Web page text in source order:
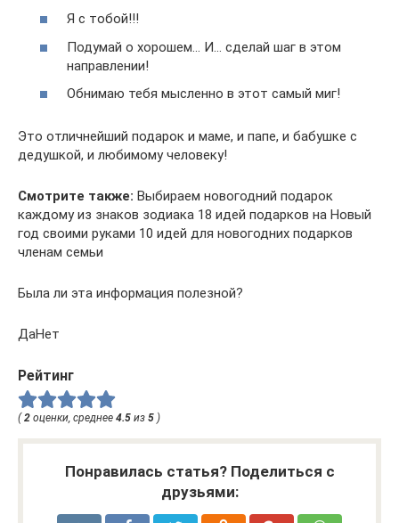
Я с тобой!!!
Подумай о хорошем… И… сделай шаг в этом
направлении!
Обнимаю тебя мысленно в этот самый миг!
Это отличнейший подарок и маме, и папе, и бабушке с
дедушкой, и любимому человеку!
Смотрите также: Выбираем новогодний подарок
каждому из знаков зодиака 18 идей подарков на Новый
год своими руками 10 идей для новогодних подарков
членам семьи
Была ли эта информация полезной?
ДаНет
Рейтинг
( 2 оценки, среднее 4.5 из 5 )
Понравилась статья? Поделиться с
друзьями: